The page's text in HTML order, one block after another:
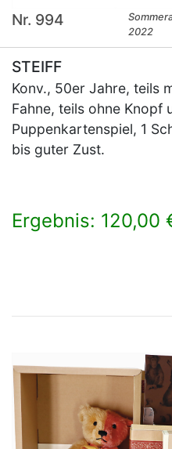
Nr. 994
2022
STEIFF
Konv., 50er Jahre, teils
Fahne, teils ohne Knopf
Puppenkartenspiel, 1
bis guter Zust.
Ergebnis: 120,00